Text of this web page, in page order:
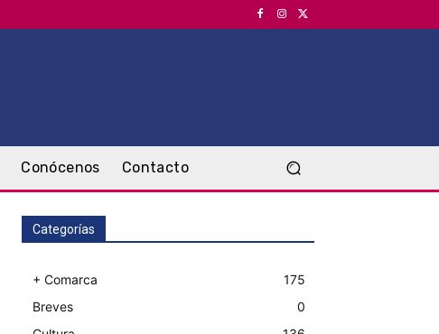
Conócenos Contacto
Categorías
+ Comarca
175
Breves
0